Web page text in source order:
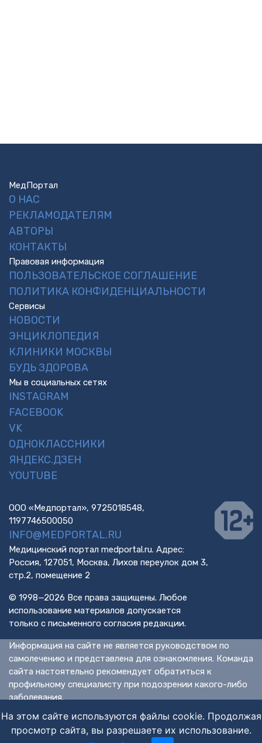
МедПортал
О НАС
РЕКЛАМОДАТЕЛЯМ
АВТОРЫ
КОНТАКТЫ
Правовая информация
ПОЛЬЗОВАТЕЛЬСКОЕ СОГЛАШЕНИЕ
ПОЛИТИКА КОНФИДЕНЦИАЛЬНОСТИ
Сервисы
НОВОСТИ
ЭНЦИКЛОПЕДИЯ
КЛИНИКИ МОСКВЫ
БУДЬ ЗДОРОВА
Мы в социальных сетях
INSTAGRAM
FACEBOOK
VK
ОДНОКЛАССНИКИ
ЯНДЕКС.ДЗЕН
YOUTUBE
ООО «Медпортал», 9725018548,
1197746500050
INFO@MEDPORTAL.RU
Медицинский портал medportal.ru. Адрес:
Россия, 127051, Москва, Лихов переулок дом 3,
стр.2, помещение 2
© 1998—2026 Все права защищены. Любое
использование материалов допускается
только с письменного согласия редакции.
Информация на сайте не является руководством по
самолечению и представлена для ознакомления. Команда
сайта настоятельно рекомендует обратиться к
профильному специалисту при подозрении какого-либо
заболевания.
ИМЕЮТСЯ ПРОТИВОПОКАЗАНИЯ. НЕОБХОДИМА
КОНСУЛЬТАЦИЯ СПЕЦИАЛИСТА.
На этом сайте используются файлы cookie. Продолжая
просмотр сайта, вы разрешаете их использование.